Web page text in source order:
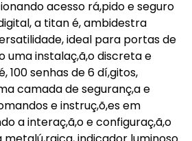
acesso rá,pido e seguro
a titan é, ambidestra
ideal para portas de
uma instalaç,ã,o discreta e
100 senhas de 6 dí,gitos,
camada de seguranç,a e
e instruç,õ,es em
a interaç,ã,o e configuraç,ã,o